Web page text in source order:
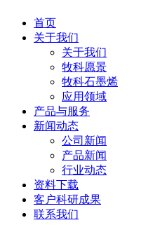
首页
关于我们
关于我们
牧科愿景
牧科石墨烯
应用领域
产品与服务
新闻动态
公司新闻
产品新闻
行业动态
资料下载
客户科研成果
联系我们